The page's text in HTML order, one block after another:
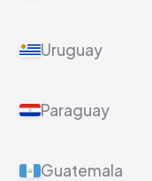
Uruguay
Paraguay
Guatemala